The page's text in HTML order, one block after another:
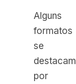
Alguns
formatos
se
destacam
por